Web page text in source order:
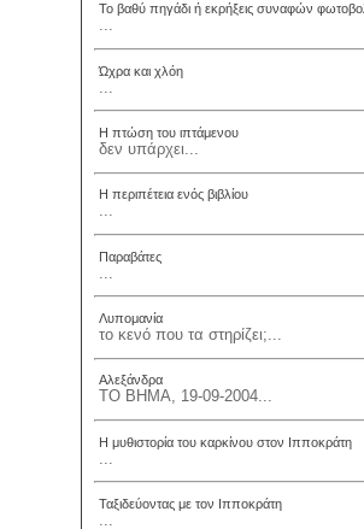
Το βαθύ πηγάδι ή εκρήξεις συναφών
...
Ώχρα και χλόη
Η πτώση του ιπτάμενου
δεν υπάρχει...
Η περιπέτεια ενός βιβλίου
...
Παραβάτες
Λυπομανία
το κενό που τα στηρίζει;...
Αλεξάνδρα
ΤΟ ΒΗΜΑ, 19-09-2004...
Η μυθιστορία του καρκίνου στον Ιπποκράτη
Ταξιδεύοντας με τον Ιπποκράτη